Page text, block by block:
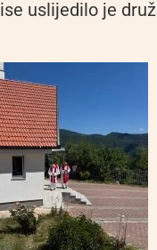
uslijedilo je